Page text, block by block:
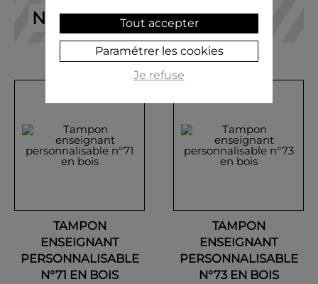
NOS RECOMMANDATIONS
TAMPON
ENSEIGNANT
PERSONNALISABLE
N°71 EN BOIS
TAMPON
ENSEIGNANT
PERSONNALISABLE
N°73 EN BOIS
Tout accepter
Paramétrer les cookies
Je refuse